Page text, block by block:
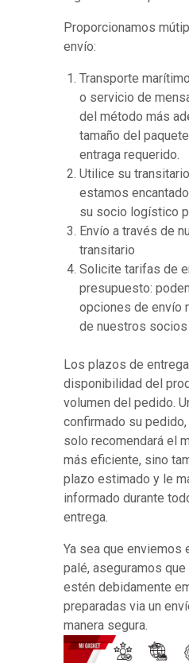
Proporcionamos
envío:
Transporte
o servicio de
del método más
tamaño del
entraga requerido.
Utilice su
estamos
su socio logístico
Envío a través de
transitario
Solicite tarifas de
presupuesto:
opciones de envío
de nuestros
Los plazos de
disponibilidad del
volumen del pedido.
confirmado su
solo recomendará el
más eficiente, sino
plazo estimado y le
informado durante
entrega.
Ya sea que enviemos
palé, aseguramos
estén debidamente
preparadas via un
manera segura.